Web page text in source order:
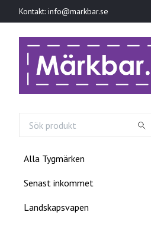
Kontakt: info@markbar.se
Alla Tygmärken
Senast inkommet
Landskapsvapen